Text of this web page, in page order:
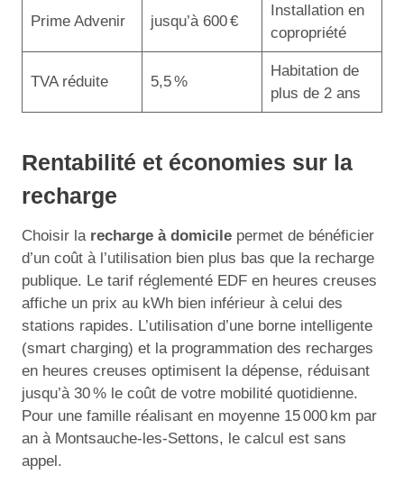
Prime Advenir jusqu’à 600 €
Installation en
copropriété
TVA réduite 5,5 %
Habitation de
plus de 2 ans
Rentabilité et économies sur la
recharge
Choisir la recharge à domicile permet de bénéficier
d’un coût à l’utilisation bien plus bas que la recharge
publique. Le tarif réglementé EDF en heures creuses
affiche un prix au kWh bien inférieur à celui des
stations rapides. L’utilisation d’une borne intelligente
(smart charging) et la programmation des recharges
en heures creuses optimisent la dépense, réduisant
jusqu’à 30 % le coût de votre mobilité quotidienne.
Pour une famille réalisant en moyenne 15 000 km par
an à Montsauche-les-Settons, le calcul est sans
appel.